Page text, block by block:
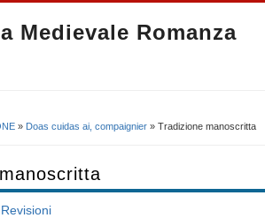
Medievale Romanza
» Doas cuidas ai, compaignier » Tradizione manoscritta
attiva)
Revisioni